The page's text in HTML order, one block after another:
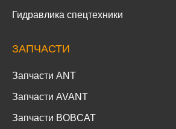
Гидравлика спецтехники
ЗАПЧАСТИ
Запчасти ANT
Запчасти AVANT
Запчасти BOBCAT